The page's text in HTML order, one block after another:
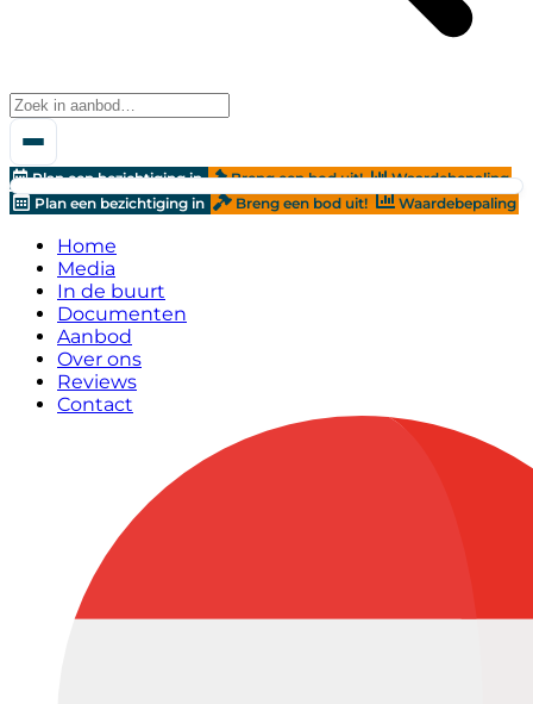
Plan een bezichtiging in Breng een bod uit!
Waardebepaling
Plan een bezichtiging in
Breng een bod uit! Waardebepaling
Home
Media
In de buurt
Documenten
Aanbod
Over ons
Reviews
Contact